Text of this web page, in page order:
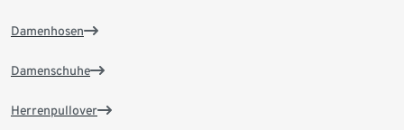
Damenhosen
Damenschuhe
Herrenpullover